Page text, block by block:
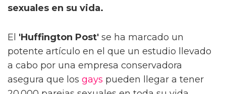
sexuales en su vida.
El 'Huffington Post' se ha marcado un
potente artículo en el que un estudio llevado
a cabo por una empresa conservadora
asegura que los gays pueden llegar a tener